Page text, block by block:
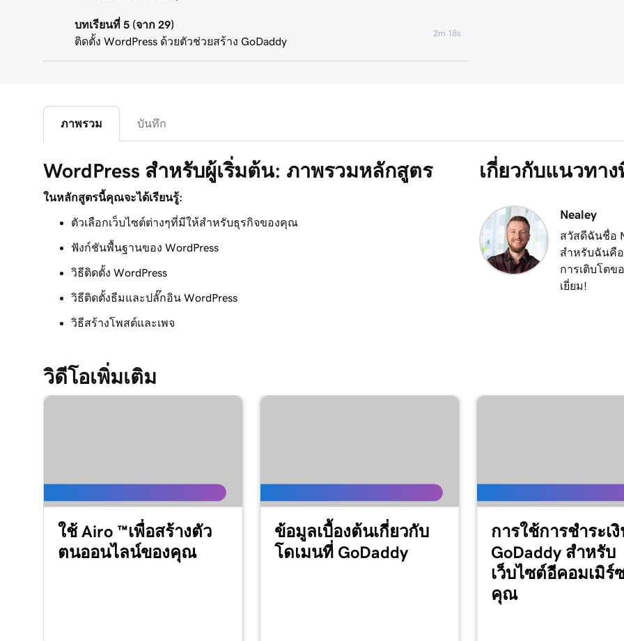
บทเรียนที่ 5 (จาก 29)
ติดตั้ง WordPress ด้วยตัวช่วยสร้าง GoDaddy
2m 18s
WordPress
6m 38s
เพิ่มหน้าไปยังเมนูการนำทางของฉันใน WordPress
บทเรียนที่ 9 (จาก 29)
ใช้ WordPress Block Editor
บทเรียนที่ 10 (จาก 29)
ใช้ WordPress Customizer
บทเรียนที่ 11 (จาก 29)
บทเรียนที่ 12 (จาก 29)
โพสต์ WordPress กับเพจ
สร้างและแก้ไขโพสต์ของฉันใน WordPress
บทเรียนที่ 16 (จาก 29)
ภาพรวม บันทึก
WordPress สำหรับผู้เริ่มต้น: ภาพรวมหลักสูตร
ในหลักสูตรนี้คุณจะได้เรียนรู้:
ตัวเลือกเว็บไซต์ต่างๆที่มีให้สำหรับธุรกิจของคุณ
ฟังก์ชันพื้นฐานของ WordPress
วิธีติดตั้ง WordPress
วิธีติดตั้งธีมและปลั๊กอิน WordPress
วิธีสร้างโพสต์และเพจ
เกี่ยวกับแนวทา
Nealey
สวัสดีฉันชื่อ
สำหรับฉันคือ
การเติบโตข
เยี่ยม!
วิดีโอเพิ่มเติม
ใช้ Airo ™เพื่อสร้างตัว
ตนออนไลน์ของคุณ
ข้อมูลเบื้องต้นเกี่ยวกับ
โดเมนที่ GoDaddy
การใช้การชำระเ
GoDaddy สำหรับ
เว็บไซต์อีคอมเมิร์
คุณ